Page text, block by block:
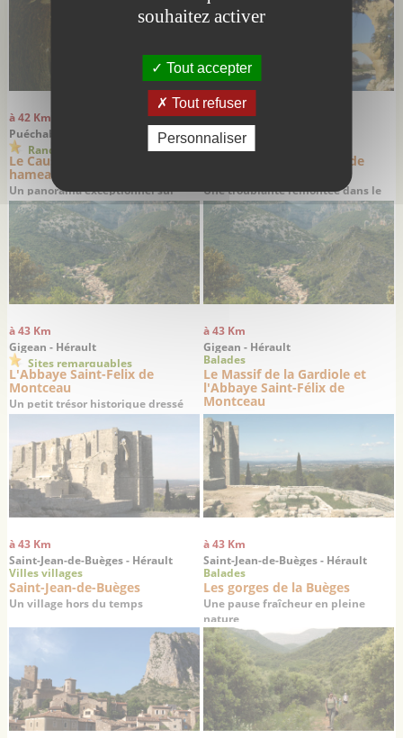
du 1er siècle
à 42 Km
Puéchabon - Hérault
Randonnées
Le Causse de Puéchabon et le
hameau de Montcalmès
Un panorama exceptionnel sur
Saint-Guilhem-le-Désert
à 42 Km
Puéchabon - Hérault
Balades
Le hameau abandonné de
Une troublante remontée dans le
temps
à 43 Km
Gigean - Hérault
Sites remarquables
L'Abbaye Saint-Felix de
Montceau
Un petit trésor historique dressé
sur un promontoire offrant une
superbe vue sur la plaine de
Gigean
à 43 Km
Gigean - Hérault
Balades
Le Massif de la Gardiole et
l'Abbaye Saint-Félix de
Montceau
à 43 Km
Saint-Jean-de-Buèges - Hérault
Villes villages
Saint-Jean-de-Buèges
Un village hors du temps
à 43 Km
Saint-Jean-de-Buèges - Hérault
Balades
Les gorges de la Buèges
Une pause fraîcheur en pleine
nature
souhaitez activer
Tout accepter
Tout refuser
Personnaliser